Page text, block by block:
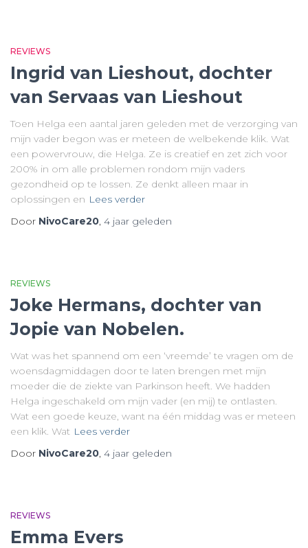
REVIEWS
Ingrid van Lieshout, dochter
van Servaas van Lieshout
Toen Helga een aantal jaren geleden met de verzorging van
mijn vader begon was er meteen de welbekende klik. Wat
een powervrouw, die Helga. Ze is creatief en zet zich voor
200% in om alle problemen rondom mijn vaders
gezondheid op te lossen. Ze denkt alleen maar in
oplossingen en Lees verder
Door NivoCare20, 4 jaar geleden
REVIEWS
Joke Hermans, dochter van
Jopie van Nobelen.
Wat was het spannend om een ‘vreemde’ te vragen om de
woensdagmiddagen door te laten brengen met mijn
moeder die de ziekte van Parkinson heeft. We hadden
Helga ingeschakeld om mijn vader (en mij) te ontlasten.
Wat een goede keuze, want na één middag was er meteen
een klik. Wat Lees verder
Door NivoCare20, 4 jaar geleden
REVIEWS
Emma Evers